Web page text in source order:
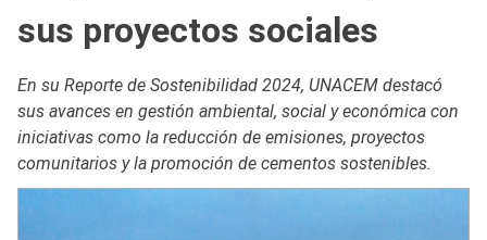
sus proyectos sociales
En su Reporte de Sostenibilidad 2024, UNACEM destacó
sus avances en gestión ambiental, social y económica con
iniciativas como la reducción de emisiones, proyectos
comunitarios y la promoción de cementos sostenibles.